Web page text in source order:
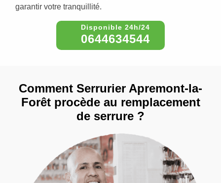
garantir votre tranquillité.
0644634544
Comment Serrurier Apremont-la-
Forêt procède au remplacement
de serrure ?